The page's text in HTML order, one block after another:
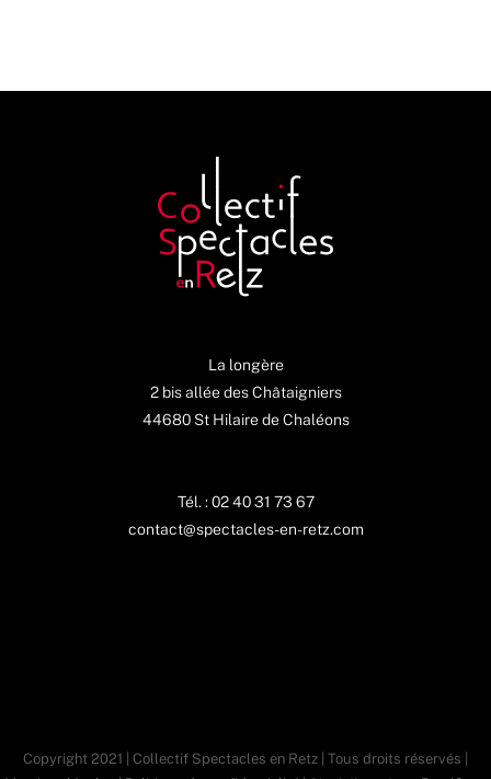
La longère
2 bis allée des Châtaigniers
44680 St Hilaire de Chaléons
Tél. : 02 40 31 73 67
contact@spectacles-en-retz.com
Copyright 2021 | Collectif Spectacles en Retz | Tous droits réservés |